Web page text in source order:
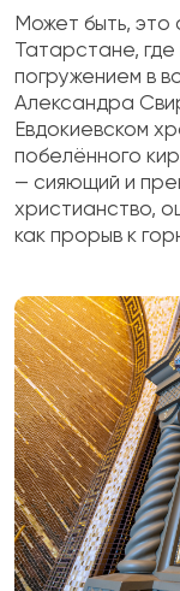
Может быть,
Татарстане,
погружением в
Александра
Евдокиевском
побелённого
— сияющий и
христианство,
как прорыв к